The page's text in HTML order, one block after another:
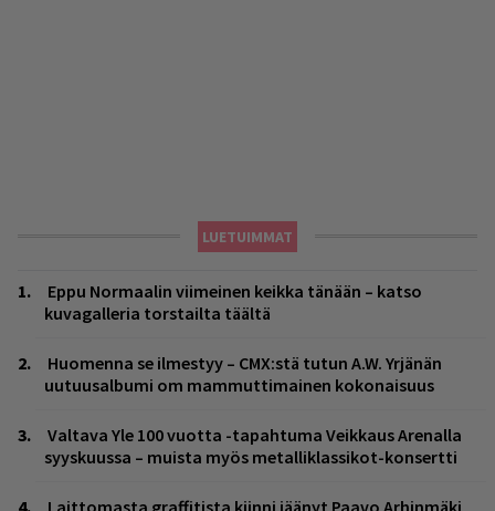
LUETUIMMAT
Eppu Normaalin viimeinen keikka tänään – katso
kuvagalleria torstailta täältä
Huomenna se ilmestyy – CMX:stä tutun A.W. Yrjänän
uutuusalbumi om mammuttimainen kokonaisuus
Valtava Yle 100 vuotta -tapahtuma Veikkaus Arenalla
syyskuussa – muista myös metalliklassikot-konsertti